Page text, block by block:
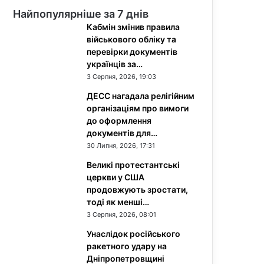
Найпопулярніше за 7 днів
Кабмін змінив правила
військового обліку та
перевірки документів
українців за…
3 Серпня, 2026, 19:03
ДЕСС нагадала релігійним
організаціям про вимоги
до оформлення
документів для…
30 Липня, 2026, 17:31
Великі протестантські
церкви у США
продовжують зростати,
тоді як менші…
3 Серпня, 2026, 08:01
Унаслідок російського
ракетного удару на
Дніпропетровщині